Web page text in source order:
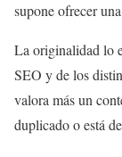
supone ofrecer
La originalidad lo
SEO y de los
valora más un
duplicado o está